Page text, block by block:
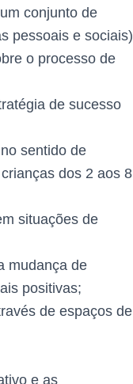
conjunto de
pessoais e sociais)
o processo de
de sucesso
sentido de
dos 2 aos 8
situações de
mudança de
positivas;
de espaços de
e as